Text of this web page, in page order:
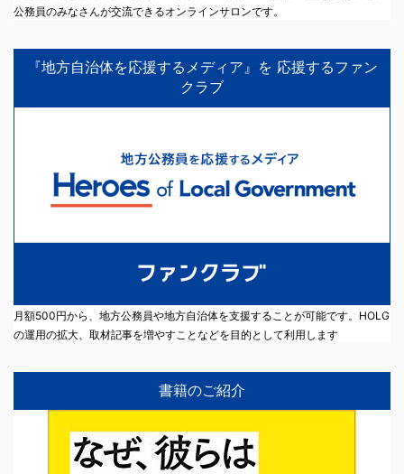
公務員のみなさんが交流できるオンラインサロンです。
『地方自治体を応援するメディア』を 応援するファン
クラブ
月額500円から、地方公務員や地方自治体を支援することが可能です。HOLG
の運用の拡大、取材記事を増やすことなどを目的として利用します
書籍のご紹介